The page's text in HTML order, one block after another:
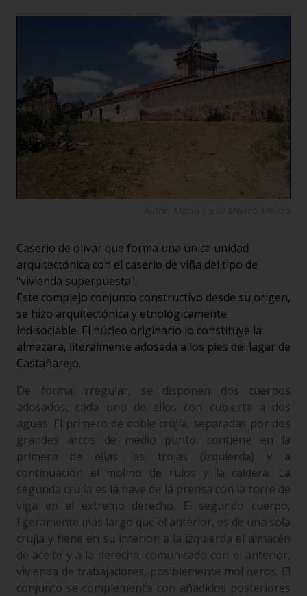
Caserio de olivar que forma una única unidad
arquitectónica con el caserio de viña del tipo de
"vivienda superpuesta".
Este complejo conjunto constructivo desde su origen,
se hizo arquitectónica y etnológicamente
indisociable. El núcleo originario lo constituye la
almazara, literalmente adosada a los pies del lagar de
Castañarejo.
De forma irregular, se disponen dos cuerpos
adosados, cada uno de ellos con cubierta a dos
aguas. El primero de doble crujía, separadas por dos
grandes arcos de medio punto, contiene en la
primera de ellas las trojas (izquierda) y a
continuación el molino de rulos y la caldera. La
segunda crujía es la nave de la prensa con la torre de
viga en el extremo derecho. El segundo cuerpo,
ligeramente más largo que el anterior, es de una sola
crujía y tiene en su interior: a la izquierda el almacén
de aceite y a la derecha, comunicado con el anterior,
vivienda de trabajadores, posiblemente molineros. El
conjunto se complementa con añadidos posteriores